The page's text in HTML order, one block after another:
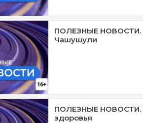
ПОЛЕЗНЫЕ НОВОСТИ.
Чашушули
ПОЛЕЗНЫЕ НОВОСТИ.
здоровья